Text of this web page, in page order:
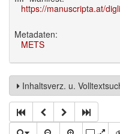
https://manuscripta.at/
Metadaten:
METS
Inhaltsverz. u.